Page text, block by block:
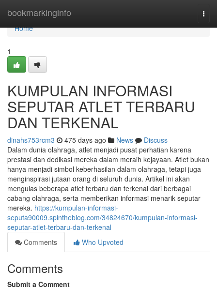
bookmarkinginfo
Home
Home
1
KUMPULAN INFORMASI
SEPUTAR ATLET TERBARU
DAN TERKENAL
dinahs753rcm3 475 days ago News
Discuss
Dalam dunia olahraga, atlet menjadi pusat perhatian karena
prestasi dan dedikasi mereka dalam meraih kejayaan. Atlet bukan
hanya menjadi simbol keberhasilan dalam olahraga, tetapi juga
menginspirasi jutaan orang di seluruh dunia. Artikel ini akan
mengulas beberapa atlet terbaru dan terkenal dari berbagai
cabang olahraga, serta memberikan informasi menarik seputar
mereka. https://kumpulan-informasi-
seputa90009.spintheblog.com/34824670/kumpulan-informasi-
seputar-atlet-terbaru-dan-terkenal
Comments
Who Upvoted
Comments
Submit a Comment